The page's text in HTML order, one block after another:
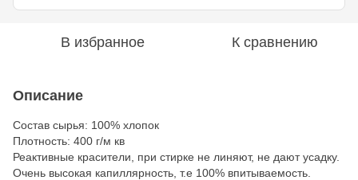
В избранное К сравнению
Описание
Состав сырья: 100% хлопок
Плотность: 400 г/м кв
Реактивные красители, при стирке не линяют, не дают усадку.
Очень высокая капиллярность, т.е 100% впитываемость.